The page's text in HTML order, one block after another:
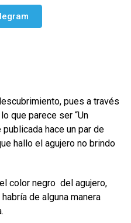
pues a través
que parece ser “Un
publicada hace un par de
hallo el agujero no brindo
color negro del agujero,
de alguna manera